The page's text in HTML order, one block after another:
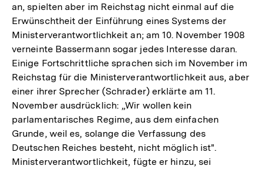
an, spielten aber im Reichstag nicht einmal auf die
Erwünschtheit der Einführung eines Systems der
Ministerverantwortlichkeit an; am 10. November 1908
verneinte Bassermann sogar jedes Interesse daran.
Einige Fortschrittliche sprachen sich im November im
Reichstag für die Ministerverantwortlichkeit aus, aber
einer ihrer Sprecher (Schrader) erklärte am 11.
November ausdrücklich: „Wir wollen kein
parlamentarisches Regime, aus dem einfachen
Grunde, weil es, solange die Verfassung des
Deutschen Reiches besteht, nicht möglich ist".
Ministerverantwortlichkeit, fügte er hinzu, sei